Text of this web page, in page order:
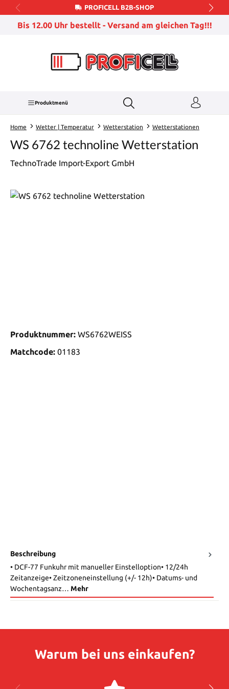
Zum Hauptinhalt springenPROFICELL B2B-SHOP
Bis 12.00 Uhr bestellt - Versand am gleichen Tag!!!
Produktmenü
Home Wetter | Temperatur Wetterstation Wetterstationen
WS 6762 technoline Wetterstation
TechnoTrade Import-Export GmbH
Produktnummer: WS6762WEISS
Matchcode: 01183
Beschreibung
• DCF-77 Funkuhr mit manueller Einstelloption• 12/24h
Zeitanzeige• Zeitzoneneinstellung (+/- 12h)• Datums- und
Wochentagsanz… Mehr
Warum bei uns einkaufen?